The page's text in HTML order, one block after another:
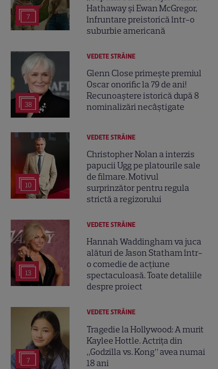
7
Hathaway și Ewan McGregor,
înfruntare preistorică într-o
suburbie americană
38
VEDETE STRĂINE
Glenn Close primește premiul
Oscar onorific la 79 de ani!
Recunoaștere istorică după 8
nominalizări necâștigate
10
VEDETE STRĂINE
Christopher Nolan a interzis
papucii Ugg pe platourile sale
de filmare. Motivul
surprinzător pentru regula
strictă a regizorului
13
VEDETE STRĂINE
Hannah Waddingham va juca
alături de Jason Statham într-
o comedie de acțiune
spectaculoasă. Toate detaliile
despre proiect
7
VEDETE STRĂINE
Tragedie la Hollywood: A murit
Kaylee Hottle. Actrița din
„Godzilla vs. Kong” avea numai
18 ani